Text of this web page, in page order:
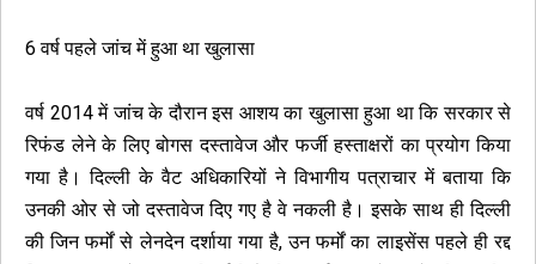
6 वर्ष पहले जांच में हुआ था खुलासा
वर्ष 2014 में जांच के दौरान इस आशय का खुलासा हुआ था कि सरकार से
रिफंड लेने के लिए बोगस दस्तावेज और फर्जी हस्ताक्षरों का प्रयोग किया
गया है। दिल्ली के वैट अधिकारियों ने विभागीय पत्राचार में बताया कि
उनकी ओर से जो दस्तावेज दिए गए है वे नकली है। इसके साथ ही दिल्ली
की जिन फर्मों से लेनदेन दर्शाया गया है, उन फर्मों का लाइसेंस पहले ही रद्द